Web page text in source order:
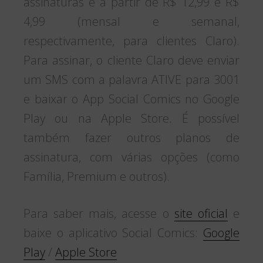
4,99 (mensal e semanal,
respectivamente, para clientes Claro).
Para assinar, o cliente Claro deve enviar
um SMS com a palavra ATIVE para 3001
e baixar o App Social Comics no Google
Play ou na Apple Store. É possível
também fazer outros planos de
assinatura, com várias opções (como
Família, Premium e outros).
Para saber mais, acesse o site oficial e
baixe o aplicativo Social Comics: Google
Play / Apple Store